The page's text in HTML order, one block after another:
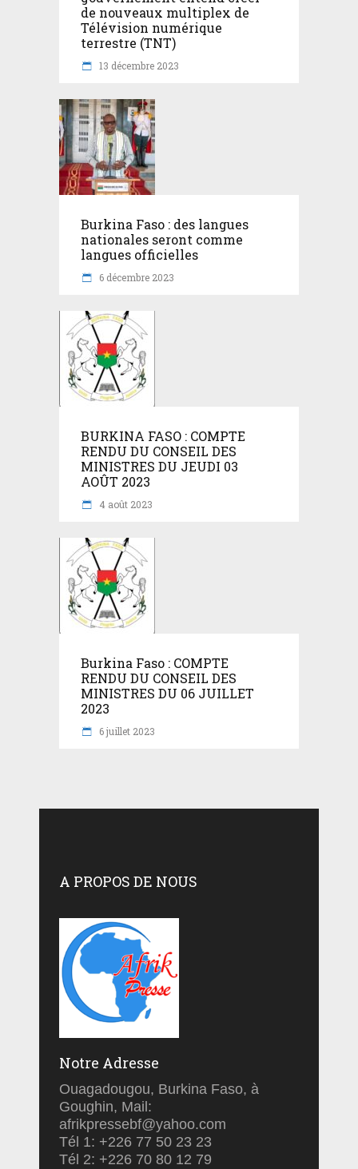
de nouveaux multiplex de
Télévision numérique
terrestre (TNT)
13 décembre 2023
Burkina Faso : des langues
nationales seront comme
langues officielles
6 décembre 2023
BURKINA FASO : COMPTE
RENDU DU CONSEIL DES
MINISTRES DU JEUDI 03
AOÛT 2023
4 août 2023
Burkina Faso : COMPTE
RENDU DU CONSEIL DES
MINISTRES DU 06 JUILLET
2023
6 juillet 2023
A PROPOS DE NOUS
Notre Adresse
Ouagadougou, Burkina Faso, à
Goughin, Mail:
afrikpressebf@yahoo.com
Tél 1: +226 77 50 23 23
Tél 2: +226 70 80 12 79